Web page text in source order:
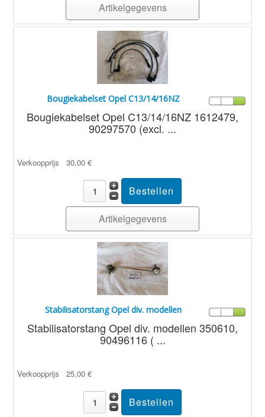
Artikelgegevens
Bougiekabelset Opel C13/14/16NZ
Bougiekabelset Opel C13/14/16NZ 1612479,
90297570 (excl. ...
Verkoopprijs 30,00 €
Artikelgegevens
Stabilisatorstang Opel div. modellen
Stabilisatorstang Opel div. modellen 350610,
90496116 ( ...
Verkoopprijs 25,00 €